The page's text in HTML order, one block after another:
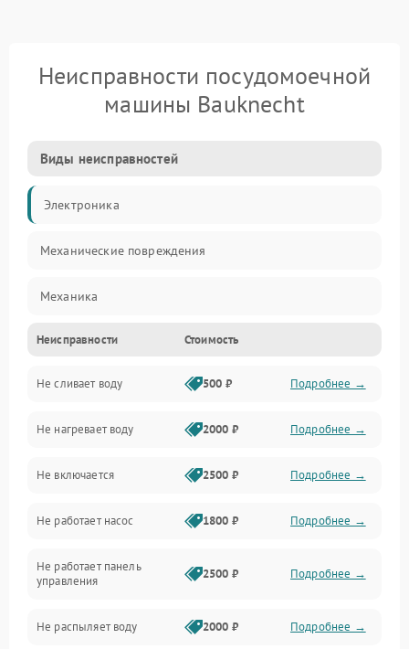
Неисправности посудомоечной
машины Bauknecht
Виды неисправностей
Электроника
Механические повреждения
Механика
Управление
Электропитание
Датчики
Нагрев
Вода
Гигиена
Программное обеспечение
Неисправности Стоимость
Не сливает воду 500 ₽ Подробнее →
Не нагревает воду 2000 ₽ Подробнее →
Не включается 2500 ₽ Подробнее →
Не работает насос 1800 ₽ Подробнее →
Не работает панель
управления
2500 ₽ Подробнее →
Не распыляет воду 2000 ₽ Подробнее →